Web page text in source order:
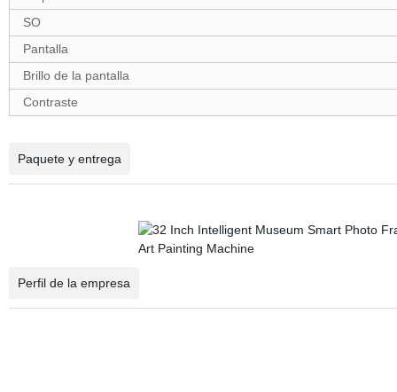
SO
Pantalla
Brillo de la pantalla
Contraste
Paquete y entrega
Perfil de la empresa